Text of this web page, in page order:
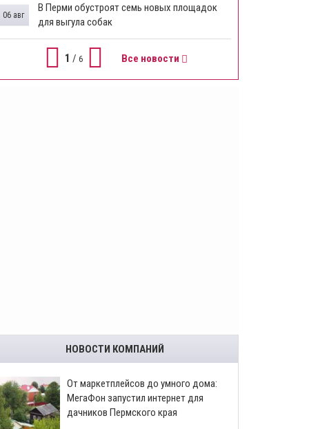
​В Перми обустроят семь новых площадок
для выгула собак
06 авг
1 / 6 Все новости
НОВОСТИ КОМПАНИЙ
От маркетплейсов до умного дома:
МегаФон запустил интернет для
дачников Пермского края